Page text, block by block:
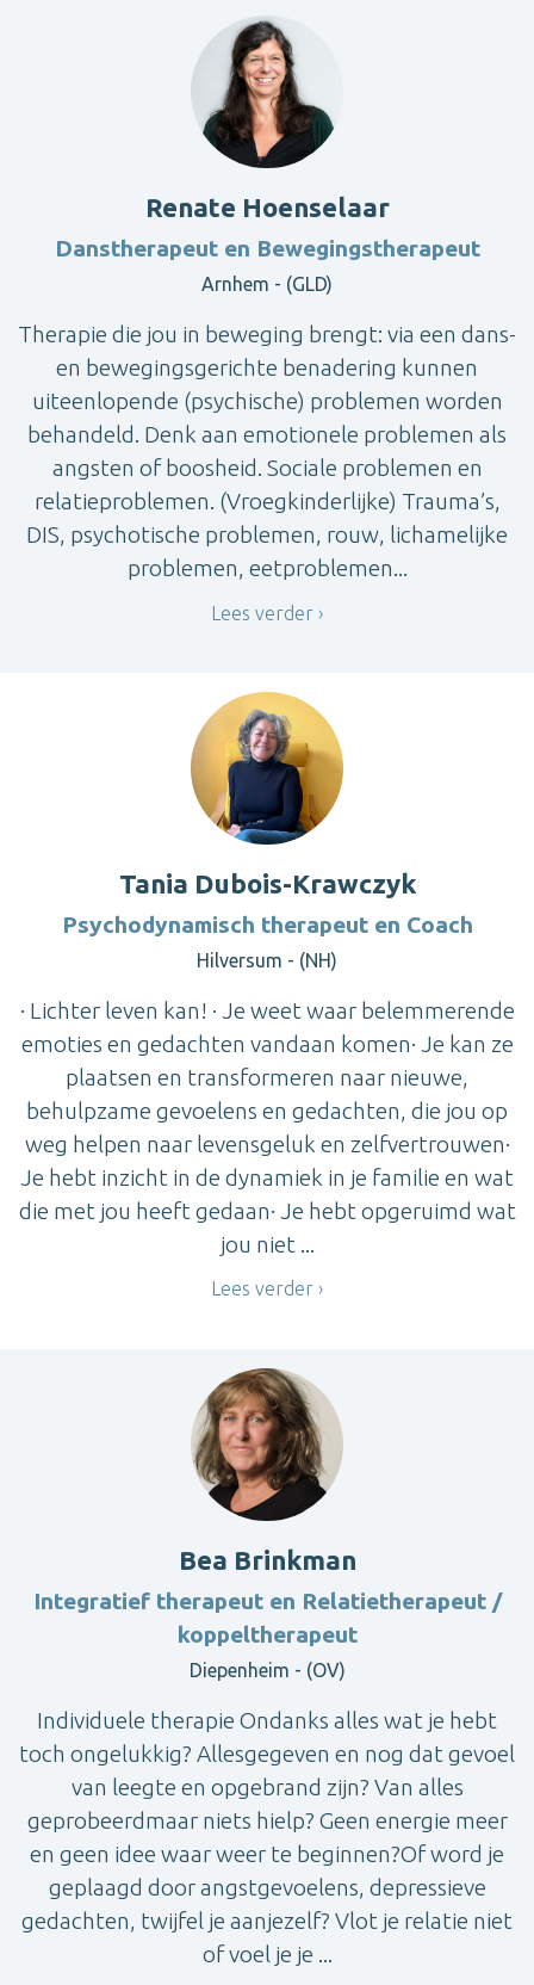
Renate Hoenselaar
Danstherapeut en Bewegingstherapeut
Arnhem - (GLD)
Therapie die jou in beweging brengt: via een dans-
en bewegingsgerichte benadering kunnen
uiteenlopende (psychische) problemen worden
behandeld. Denk aan emotionele problemen als
angsten of boosheid. Sociale problemen en
relatieproblemen. (Vroegkinderlijke) Trauma’s,
DIS, psychotische problemen, rouw, lichamelijke
problemen, eetproblemen...
Lees verder
Tania Dubois-Krawczyk
Psychodynamisch therapeut en Coach
Hilversum - (NH)
· Lichter leven kan! · Je weet waar belemmerende
emoties en gedachten vandaan komen· Je kan ze
plaatsen en transformeren naar nieuwe,
behulpzame gevoelens en gedachten, die jou op
weg helpen naar levensgeluk en zelfvertrouwen·
Je hebt inzicht in de dynamiek in je familie en wat
die met jou heeft gedaan· Je hebt opgeruimd wat
jou niet ...
Lees verder
Bea Brinkman
Integratief therapeut en Relatietherapeut /
koppeltherapeut
Diepenheim - (OV)
Individuele therapie Ondanks alles wat je hebt
toch ongelukkig? Allesgegeven en nog dat gevoel
van leegte en opgebrand zijn? Van alles
geprobeerdmaar niets hielp? Geen energie meer
en geen idee waar weer te beginnen?Of word je
geplaagd door angstgevoelens, depressieve
gedachten, twijfel je aanjezelf? Vlot je relatie niet
of voel je je ...